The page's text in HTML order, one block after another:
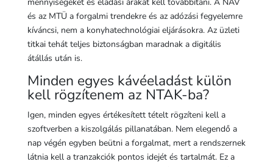
és az MTÜ a forgalmi trendekre és az adózási fegyelemre
kíváncsi, nem a konyhatechnológiai eljárásokra. Az üzleti
titkai tehát teljes biztonságban maradnak a digitális
átállás után is.
Minden egyes kávéeladást külön
kell rögzítenem az NTAK-ba?
Igen, minden egyes értékesített tételt rögzíteni kell a
szoftverben a kiszolgálás pillanatában. Nem elegendő a
nap végén egyben beütni a forgalmat, mert a rendszernek
látnia kell a tranzakciók pontos idejét és tartalmát. Ez a